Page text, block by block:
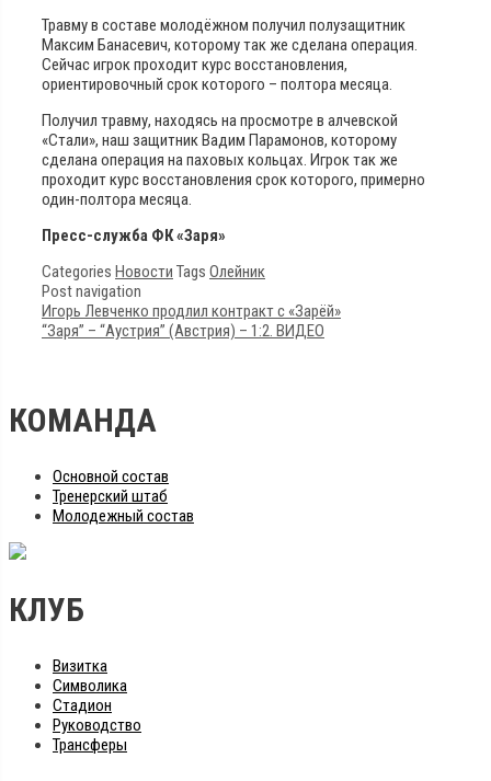
Травму в составе молодёжном получил полузащитник
Максим Банасевич, которому так же сделана операция.
Сейчас игрок проходит курс восстановления,
ориентировочный срок которого – полтора месяца.
Получил травму, находясь на просмотре в алчевской
«Стали», наш защитник Вадим Парамонов, которому
сделана операция на паховых кольцах. Игрок так же
проходит курс восстановления срок которого, примерно
один-полтора месяца.
Пресс-служба ФК «Заря»
Categories Новости Tags Олейник
Post navigation
Игорь Левченко продлил контракт с «Зарёй»
“Заря” – “Аустрия” (Австрия) – 1:2. ВИДЕО
КОМАНДА
Основной состав
Тренерский штаб
Молодежный состав
КЛУБ
Визитка
Символика
Стадион
Руководство
Трансферы